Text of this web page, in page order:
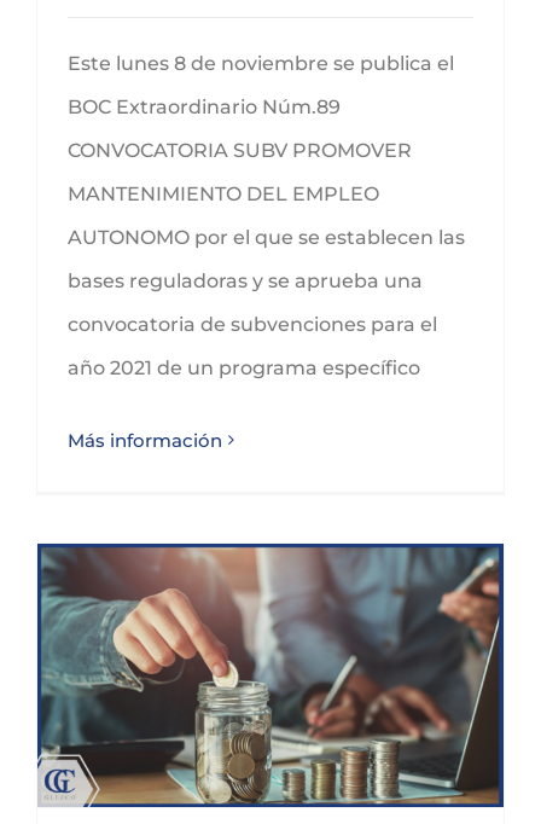
Este lunes 8 de noviembre se publica el
BOC Extraordinario Núm.89
CONVOCATORIA SUBV PROMOVER
MANTENIMIENTO DEL EMPLEO
AUTONOMO por el que se establecen las
bases reguladoras y se aprueba una
convocatoria de subvenciones para el
año 2021 de un programa específico
Más información